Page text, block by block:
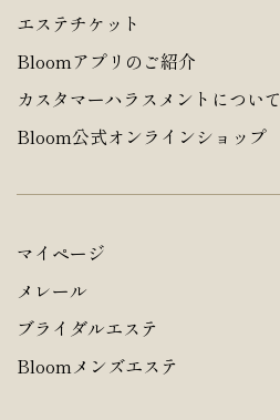
エステチケット
Bloomアプリのご紹介
カスタマーハラスメントについて
Bloom公式オンラインショップ
マイページ
メレール
ブライダルエステ
Bloomメンズエステ